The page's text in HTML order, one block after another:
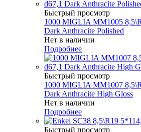
Быстрый просмотр
1000 MIGLIA MM1005
Dark Anthracite Polished
Нет в наличии
Подробнее
Быстрый просмотр
1000 MIGLIA MM1007
Dark Anthracite High Gloss
Нет в наличии
Подробнее
Быстрый просмотр